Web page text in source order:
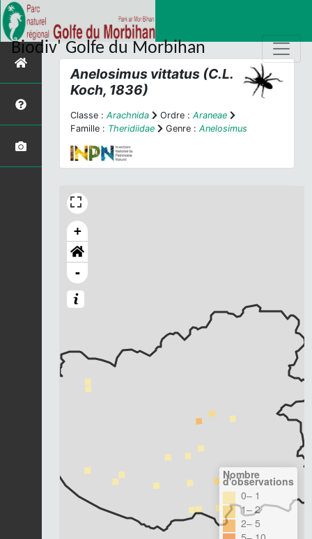
Biodiv' Golfe du Morbihan
Anelosimus vittatus (C.L.
Koch, 1836)
Classe : Arachnida Ordre : Araneae
Famille : Theridiidae Genre : Anelosimus
+
-
Nombre
d'observations
0– 1
1– 2
2– 5